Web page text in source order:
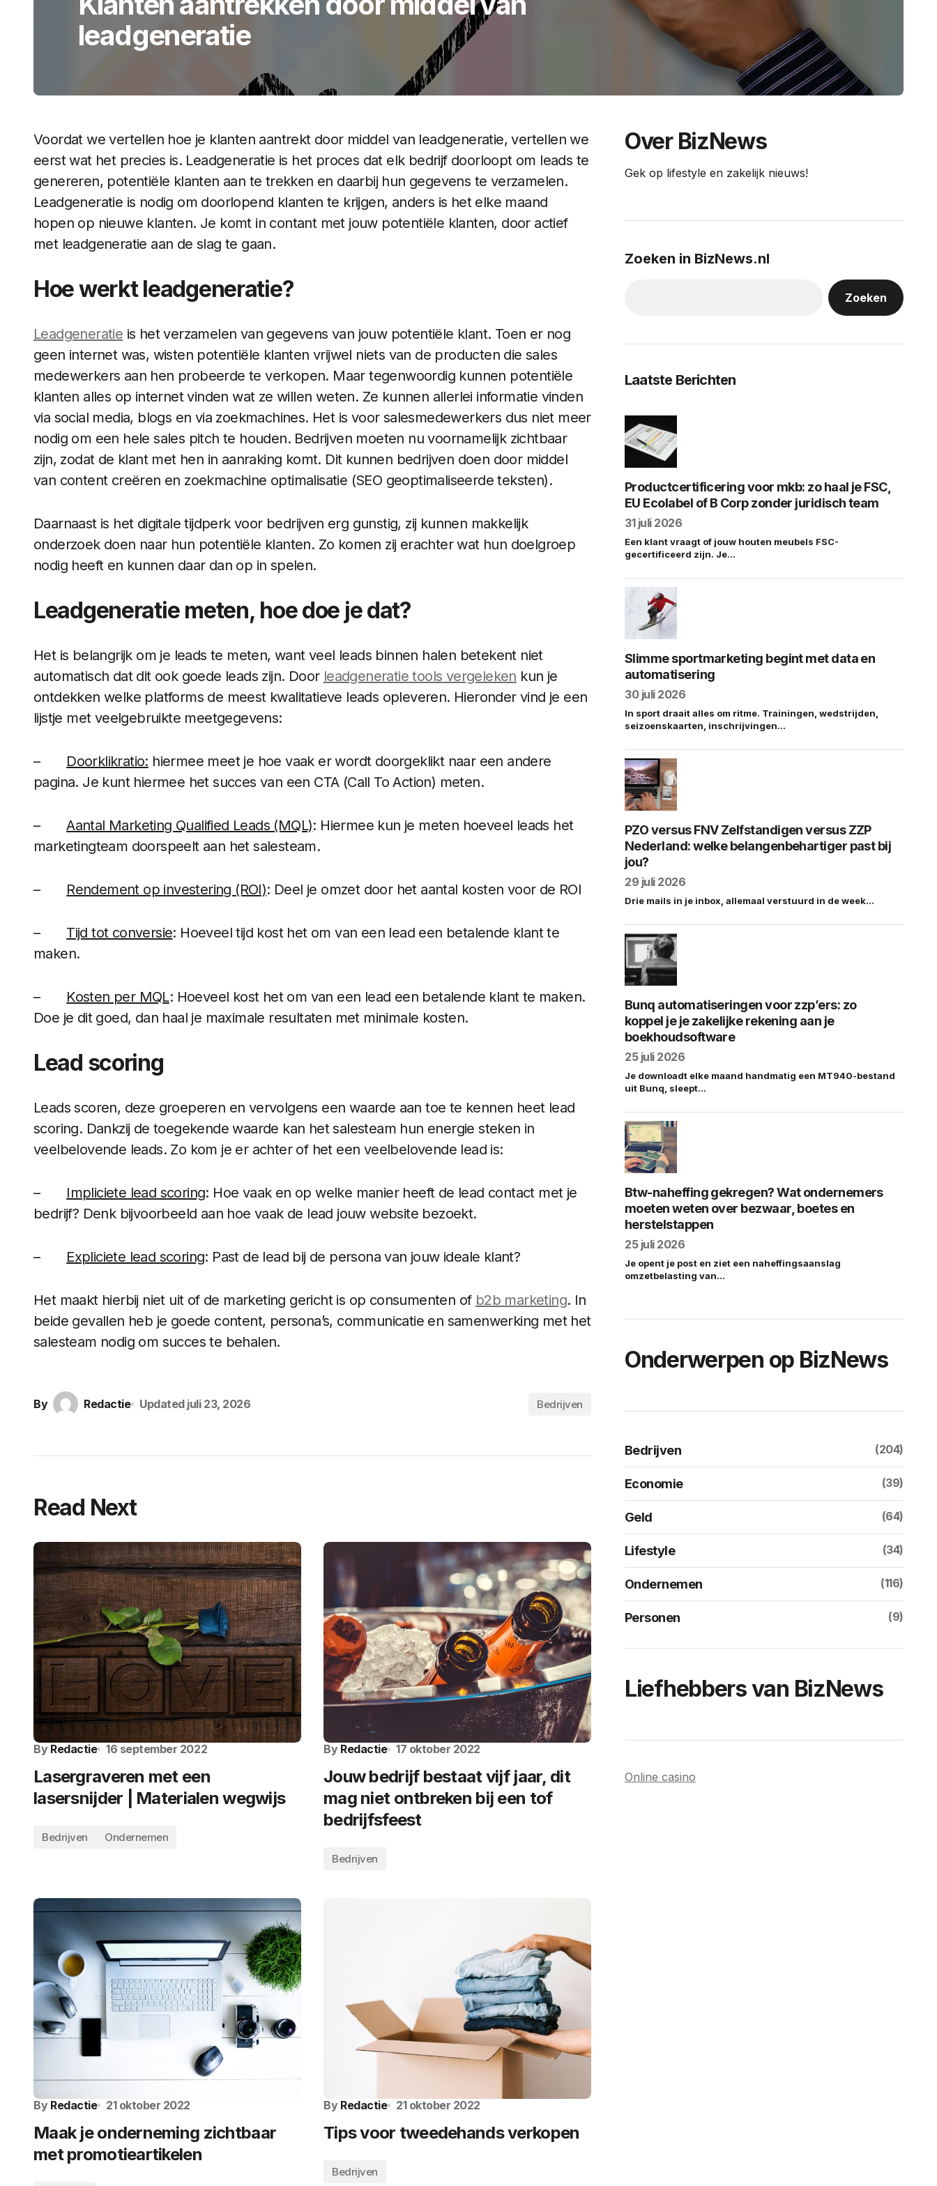
leadgeneratie
Voordat we vertellen hoe je klanten aantrekt door middel van leadgeneratie, vertellen we
eerst wat het precies is. Leadgeneratie is het proces dat elk bedrijf doorloopt om leads te
genereren, potentiële klanten aan te trekken en daarbij hun gegevens te verzamelen.
Leadgeneratie is nodig om doorlopend klanten te krijgen, anders is het elke maand
hopen op nieuwe klanten. Je komt in contant met jouw potentiële klanten, door actief
met leadgeneratie aan de slag te gaan.
Hoe werkt leadgeneratie?
Leadgeneratie is het verzamelen van gegevens van jouw potentiële klant. Toen er nog
geen internet was, wisten potentiële klanten vrijwel niets van de producten die sales
medewerkers aan hen probeerde te verkopen. Maar tegenwoordig kunnen potentiële
klanten alles op internet vinden wat ze willen weten. Ze kunnen allerlei informatie vinden
via social media, blogs en via zoekmachines. Het is voor salesmedewerkers dus niet meer
nodig om een hele sales pitch te houden. Bedrijven moeten nu voornamelijk zichtbaar
zijn, zodat de klant met hen in aanraking komt. Dit kunnen bedrijven doen door middel
van content creëren en zoekmachine optimalisatie (SEO geoptimaliseerde teksten).
Daarnaast is het digitale tijdperk voor bedrijven erg gunstig, zij kunnen makkelijk
onderzoek doen naar hun potentiële klanten. Zo komen zij erachter wat hun doelgroep
nodig heeft en kunnen daar dan op in spelen.
Leadgeneratie meten, hoe doe je dat?
Het is belangrijk om je leads te meten, want veel leads binnen halen betekent niet
automatisch dat dit ook goede leads zijn. Door leadgeneratie tools vergeleken kun je
ontdekken welke platforms de meest kwalitatieve leads opleveren. Hieronder vind je een
lijstje met veelgebruikte meetgegevens:
– Doorklikratio: hiermee meet je hoe vaak er wordt doorgeklikt naar een andere
pagina. Je kunt hiermee het succes van een CTA (Call To Action) meten.
–Aantal Marketing Qualified Leads (MQL): Hiermee kun je meten hoeveel leads het
marketingteam doorspeelt aan het salesteam.
– Rendement op investering (ROI): Deel je omzet door het aantal kosten voor de ROI
– Tijd tot conversie: Hoeveel tijd kost het om van een lead een betalende klant te
maken.
– Kosten per MQL: Hoeveel kost het om van een lead een betalende klant te maken.
Doe je dit goed, dan haal je maximale resultaten met minimale kosten.
Lead scoring
Leads scoren, deze groeperen en vervolgens een waarde aan toe te kennen heet lead
scoring. Dankzij de toegekende waarde kan het salesteam hun energie steken in
veelbelovende leads. Zo kom je er achter of het een veelbelovende lead is:
– Impliciete lead scoring: Hoe vaak en op welke manier heeft de lead contact met je
bedrijf? Denk bijvoorbeeld aan hoe vaak de lead jouw website bezoekt.
– Expliciete lead scoring: Past de lead bij de persona van jouw ideale klant?
Het maakt hierbij niet uit of de marketing gericht is op consumenten of b2b marketing. In
beide gevallen heb je goede content, persona’s, communicatie en samenwerking met het
salesteam nodig om succes te behalen.
By Redactie Updated juli 23, 2026 Bedrijven
Read Next
By Redactie 16 september 2022
Lasergraveren met een
lasersnijder | Materialen wegwijs
Bedrijven Ondernemen
By Redactie 17 oktober 2022
Jouw bedrijf bestaat vijf jaar, dit
mag niet ontbreken bij een tof
bedrijfsfeest
Bedrijven
By Redactie 21 oktober 2022
Maak je onderneming zichtbaar
met promotieartikelen
By Redactie 21 oktober 2022
Tips voor tweedehands verkopen
Bedrijven
Over BizNews
Gek op lifestyle en zakelijk nieuws!
Zoeken in BizNews.nl
Zoeken
Laatste Berichten
Productcertificering voor mkb: zo haal je FSC,
EU Ecolabel of B Corp zonder juridisch team
31 juli 2026
Een klant vraagt of jouw houten meubels FSC-
gecertificeerd zijn. Je…
Slimme sportmarketing begint met data en
automatisering
30 juli 2026
In sport draait alles om ritme. Trainingen, wedstrijden,
seizoenskaarten, inschrijvingen…
PZO versus FNV Zelfstandigen versus ZZP
Nederland: welke belangenbehartiger past bij
jou?
29 juli 2026
Drie mails in je inbox, allemaal verstuurd in de week…
Bunq automatiseringen voor zzp’ers: zo
koppel je je zakelijke rekening aan je
boekhoudsoftware
25 juli 2026
Je downloadt elke maand handmatig een MT940-bestand
uit Bunq, sleept…
Btw-naheffing gekregen? Wat ondernemers
moeten weten over bezwaar, boetes en
herstelstappen
25 juli 2026
Je opent je post en ziet een naheffingsaanslag
omzetbelasting van…
Onderwerpen op BizNews
Bedrijven (204)
Economie (39)
Geld (64)
Lifestyle (34)
Ondernemen (116)
Personen (9)
Liefhebbers van BizNews
Online casino